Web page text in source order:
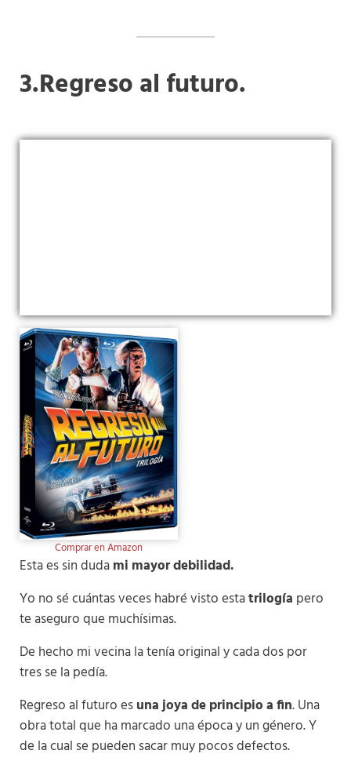
3.Regreso al futuro.
Comprar en Amazon
Esta es sin dudami mayor debilidad.
Yo no sé cuántas veces habré visto estatrilogía pero
te aseguro que muchísimas.
De hecho mi vecina la tenía original y cada dos por
tres se la pedía.
Regreso al futuro esuna joya de principio a fin. Una
obra total que ha marcado una época y un género. Y
de la cual se pueden sacar muy pocos defectos.